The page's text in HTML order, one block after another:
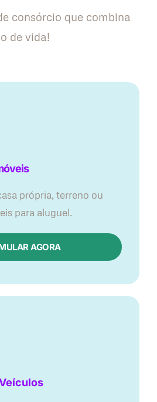
consórcio que combina
de vida!
própria, terreno ou
para aluguel.
AGORA​